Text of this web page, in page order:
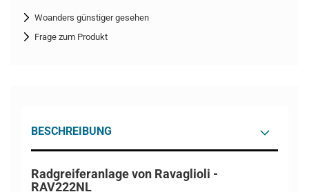
Woanders günstiger gesehen
Frage zum Produkt
BESCHREIBUNG
Radgreiferanlage von Ravaglioli -
RAV222NL